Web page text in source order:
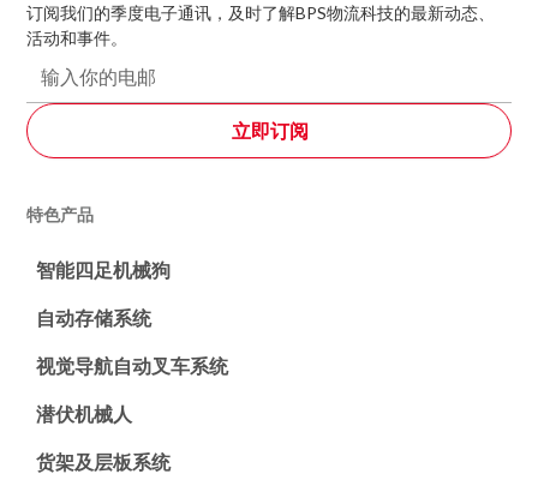
订阅我们的季度电子通讯，及时了解BPS物流科技的最新动态、
活动和事件。
特色产品
智能四足机械狗
自动存储系统
视觉导航自动叉车系统
潜伏机械人
货架及层板系统